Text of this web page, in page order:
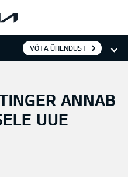
VÕTA ÜHENDUST
ANNAB
UUE